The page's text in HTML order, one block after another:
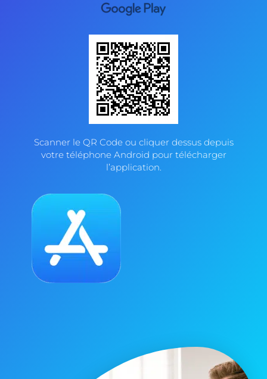
Scanner le QR Code ou cliquer dessus depuis
votre téléphone Android pour télécharger
l’application.